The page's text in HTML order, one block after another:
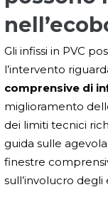
Gli infissi in PVC
l’intervento
comprensive di
miglioramento
dei limiti tecnici
guida sulle
finestre
sull’involucro degli